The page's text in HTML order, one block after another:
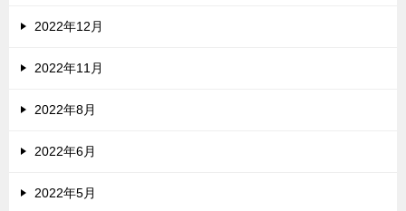
2022年12月
2022年11月
2022年8月
2022年6月
2022年5月